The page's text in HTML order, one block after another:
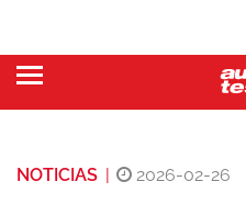
NOTICIAS | 2026-02-26